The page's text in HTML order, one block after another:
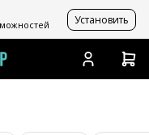
Установить